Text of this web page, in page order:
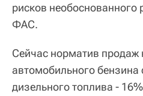
рисков необоснованного
ФАС.
Сейчас норматив продаж
автомобильного бензина
дизельного топлива -